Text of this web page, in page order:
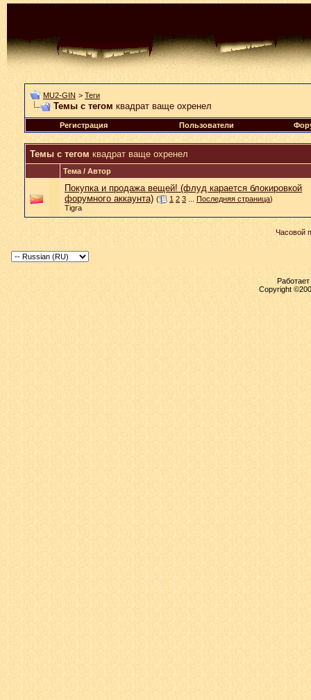
MU2-GIN > Теги
Темы с тегом квадрат ваще охренел
Регистрация Пользователи
Темы с тегом квадрат ваще охренел
Тема / Автор
Покупка и продажа вещей! (флуд карается блокировкой
форумного аккаунта) ( 1 2 3 Последняя страница)
Tigra
Часовой
Copyright